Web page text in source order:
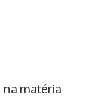
na matéria